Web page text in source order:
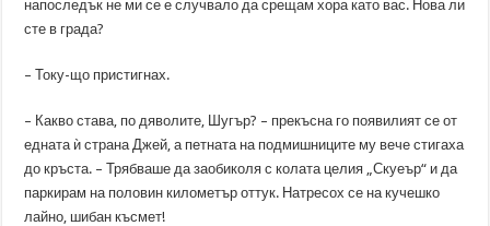
напоследък не ми се е случвало да срещам хора като вас. Нова ли
сте в града?
– Току-що пристигнах.
– Какво става, по дяволите, Шугър? – прекъсна го появилият се от
едната ѝ страна Джей, а петната на подмишниците му вече стигаха
до кръста. – Трябваше да заобиколя с колата целия „Скуеър“ и да
паркирам на половин километър оттук. Натресох се на кучешко
лайно, шибан късмет!